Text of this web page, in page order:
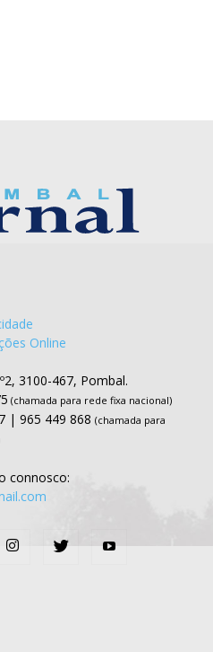
Online
3100-467, Pombal.
(chamada para rede fixa nacional)
| 965 449 868 (chamada para
connosco: